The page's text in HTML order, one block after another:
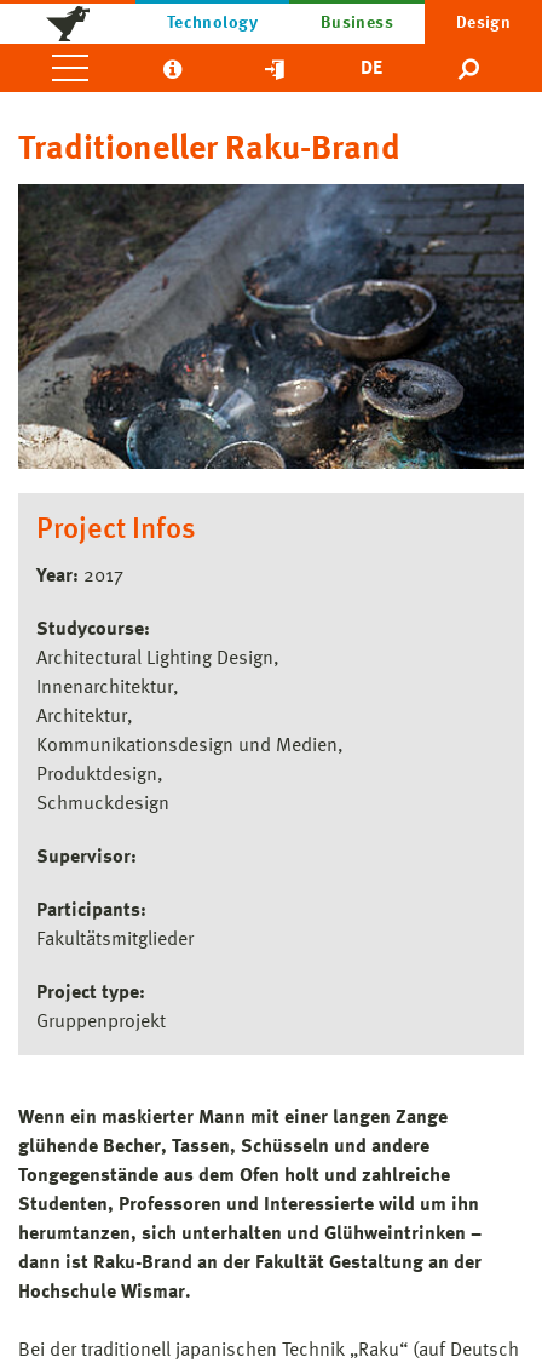
Technology Business Design
DE
Traditioneller Raku-Brand
Project Infos
Year: 2017
Studycourse:
Architectural Lighting Design
Innenarchitektur
Architektur
Kommunikationsdesign und Medien
Produktdesign
Schmuckdesign
Supervisor:
Participants:
Fakultätsmitglieder
Project type:
Gruppenprojekt
Wenn ein maskierter Mann mit einer langen Zange
glühende Becher, Tassen, Schüsseln und andere
Tongegenstände aus dem Ofen holt und zahlreiche
Studenten, Professoren und Interessierte wild um ihn
herumtanzen, sich unterhalten und Glühweintrinken –
dann ist Raku-Brand an der Fakultät Gestaltung an der
Hochschule Wismar.
Bei der traditionell japanischen Technik „Raku“ (auf Deutsch